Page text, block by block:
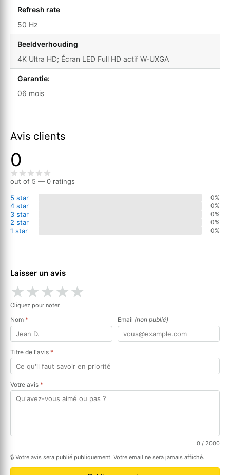
Refresh rate
50 Hz
Beeldverhouding
4K Ultra HD; Écran LED Full HD actif W-UXGA
Garantie:
06 mois
Avis clients
0
out of 5 — 0 ratings
5 star
0%
4 star 0%
3 star 0%
2 star 0%
1 star 0%
Laisser un avis
★★★★★
Cliquez pour noter
Nom * Email (non publié)
Titre de l'avis *
Votre avis *
0 / 2000
🔒 Votre avis sera publié publiquement. Votre email ne sera jamais affiché.